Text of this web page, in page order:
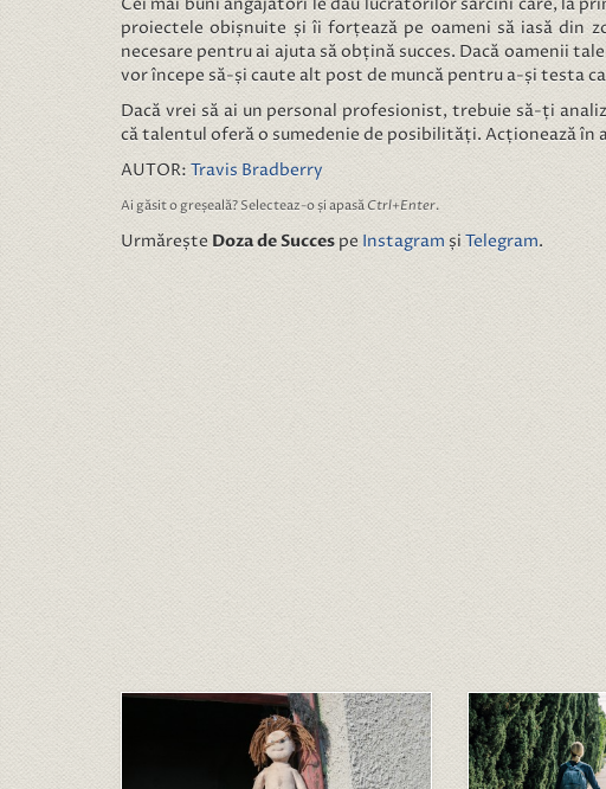
Cei mai buni angajatori le dau lucrătorilor sarcini care, la
proiectele obișnuite și îi forțează pe oameni să iasă din
necesare pentru ai ajuta să obțină succes. Dacă oamenii
vor începe să-și caute alt post de muncă pentru a-și testa
Dacă vrei să ai un personal profesionist, trebuie să-ți
că talentul oferă o sumedenie de posibilități. Acționează în
AUTOR: Travis Bradberry
Ai găsit o greșeală? Selecteaz-o și apasă Ctrl+Enter.
Urmărește Doza de Succes pe Instagram șiTelegram.